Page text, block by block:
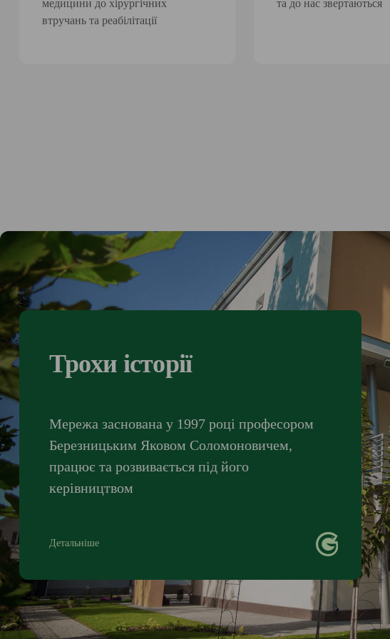
медицини до хірургічних
втручань та реабілітації
та до нас звертаються
Трохи історії
Мережа заснована у 1997 році професором
Березницьким Яковом Соломоновичем,
працює та розвивається під його
керівництвом
Детальніше